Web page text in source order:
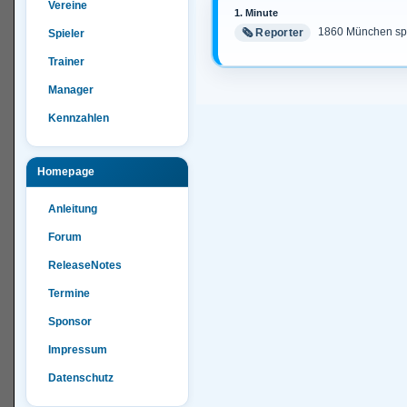
Vereine
Spieler
Trainer
Manager
Kennzahlen
Homepage
Anleitung
Forum
ReleaseNotes
Termine
Sponsor
Impressum
Datenschutz
1. Minute
🗞️ Reporter
1860 München